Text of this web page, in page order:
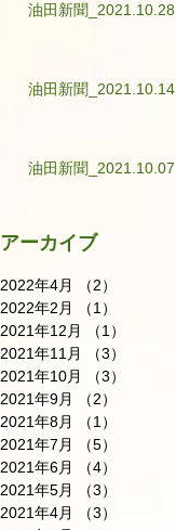
油田新聞_2021.10.28
油田新聞_2021.10.14
油田新聞_2021.10.07
アーカイブ
2022年4月 （2）
2022年2月
（1）
2021年12月
（1）
2021年11月
（3）
2021年10月
（3）
2021年9月
（2）
2021年8月
（1）
2021年7月
（5）
2021年6月
（4）
2021年5月
（3）
2021年4月
（3）